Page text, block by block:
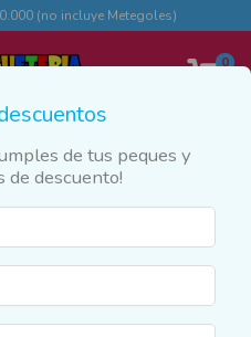
(no incluye Metegoles)
0
Zenon
de tus peques y
de descuento!